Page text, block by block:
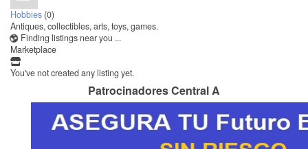
Hobbies (0)
Antiques, collectibles, arts, toys, games.
Finding listings near you ...
Marketplace
You've not created any listing yet.
Patrocinadores Central A